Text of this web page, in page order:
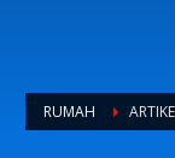
RUMAH